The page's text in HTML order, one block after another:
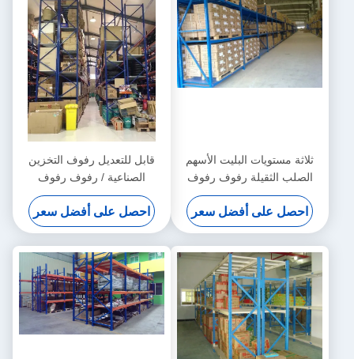
ثلاثة مستويات البليت الأسهم
الصلب الثقيلة رفوف رفوف
للتخزين الصناعي
احصل على أفضل سعر
قابل للتعديل رفوف التخزين
الصناعية / رفوف رفوف
المجلفن
احصل على أفضل سعر